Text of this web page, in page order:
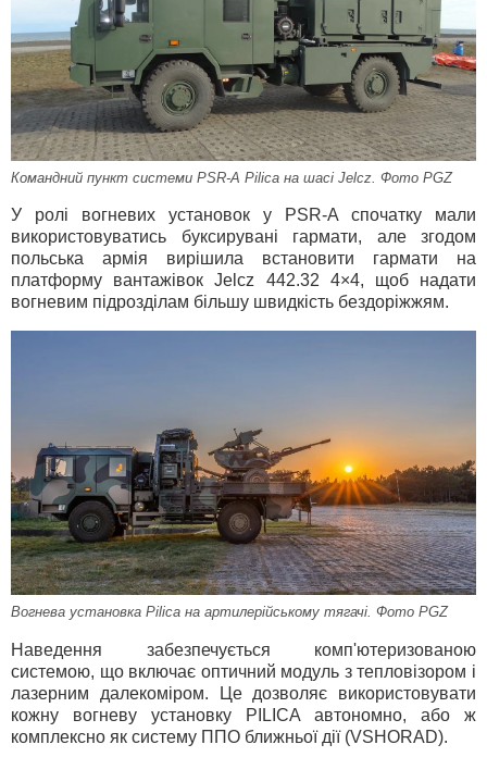
Командний пункт системи PSR-A Pilica на шасі Jelcz. Фото PGZ
У ролі вогневих установок у PSR-A спочатку мали
використовуватись буксирувані гармати, але згодом
польська армія вирішила встановити гармати на
платформу вантажівок Jelcz 442.32 4×4, щоб надати
вогневим підрозділам більшу швидкість бездоріжжям.
Вогнева установка Pilica на артилерійському тягачі. Фото PGZ
Наведення забезпечується комп'ютеризованою
системою, що включає оптичний модуль з тепловізором і
лазерним далекоміром. Це дозволяє використовувати
кожну вогневу установку PILICA автономно, або ж
комплексно як систему ППО ближньої дії (VSHORAD).